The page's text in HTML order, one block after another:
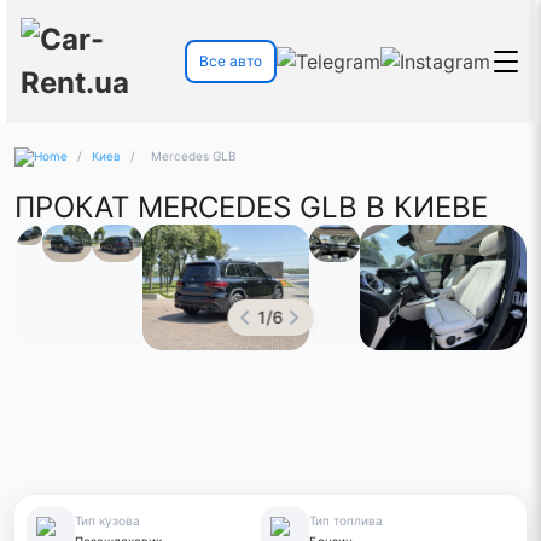
Все авто
/ Киев / Mercedes GLB
ПРОКАТ MERCEDES GLB В КИЕВЕ
1/6
Тип кузова
Тип топлива